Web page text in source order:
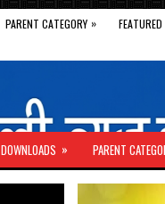
PARENT CATEGORY » FEATURED
DOWNLOADS » PARENT